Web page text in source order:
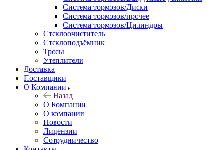
Система тормозов/Диски
Система тормозов/прочее
Система тормозов/Цилиндры
Стеклоочиститель
Стеклоподъёмник
Тросы
Утеплители
Доставка
Поставщики
О Компании
Назад
О Компании
О компании
Новости
Лицензии
Сотрудничество